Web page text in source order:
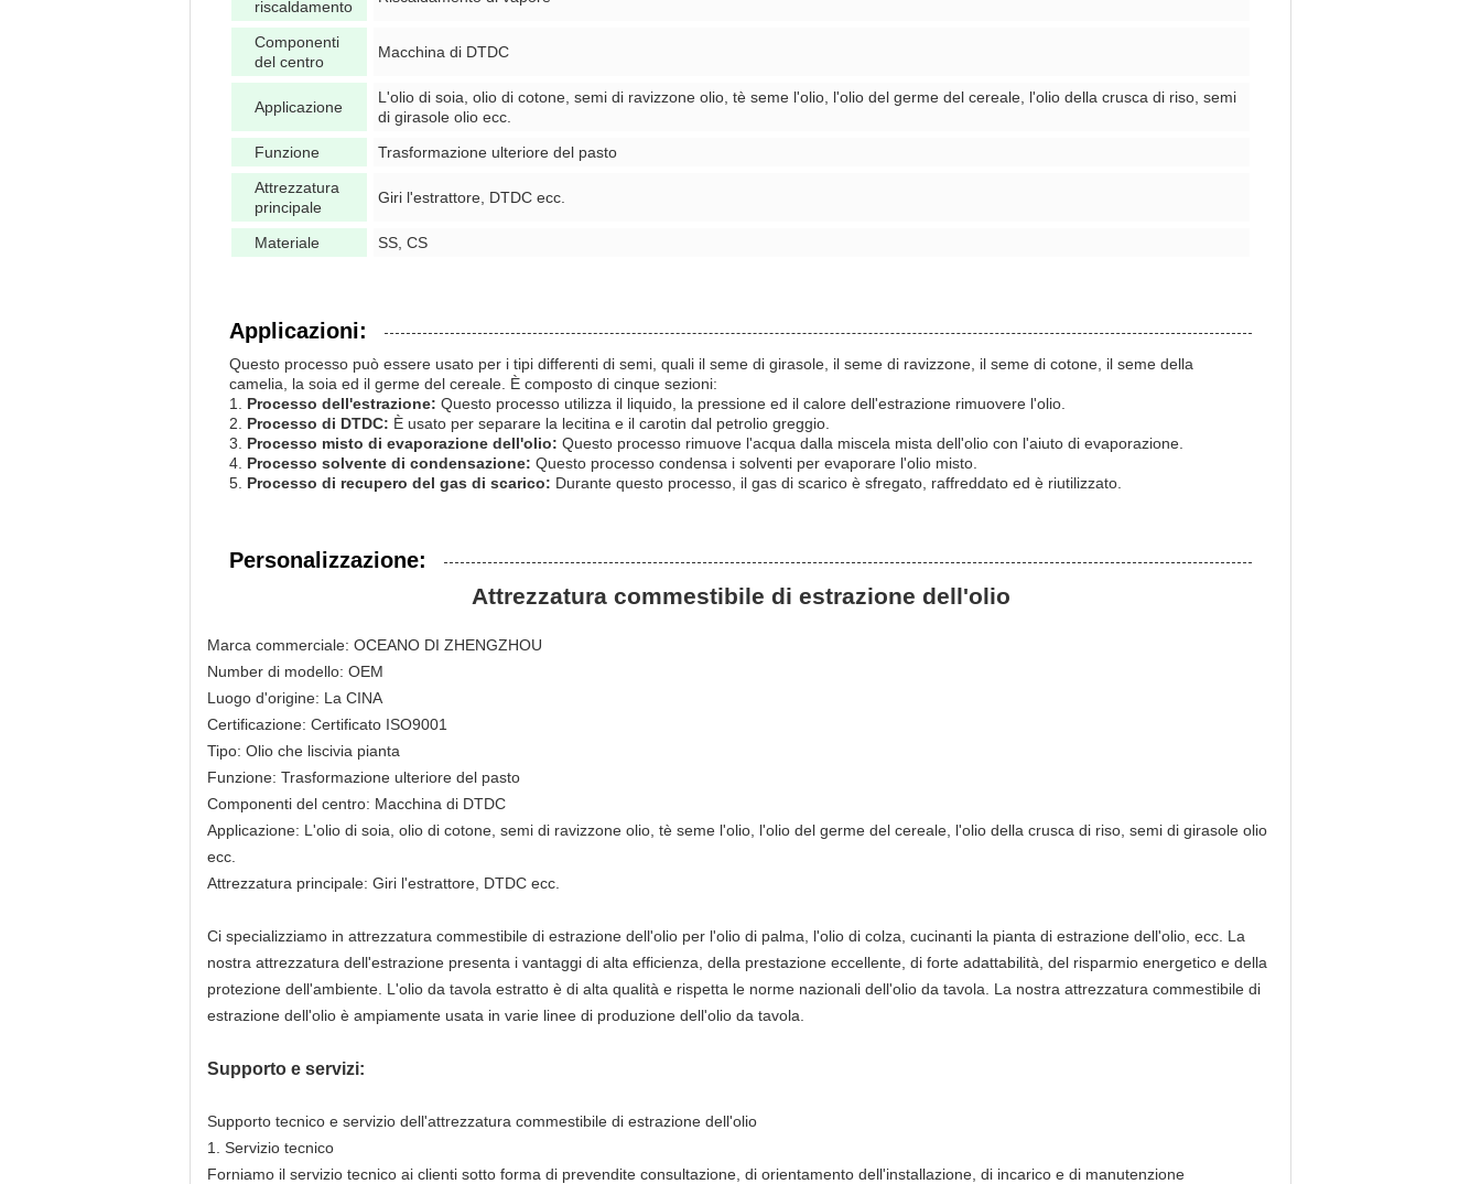
riscaldamento
Componenti
del centro
Macchina di DTDC
Applicazione
L'olio di soia, olio di cotone, semi di ravizzone olio, tè seme l'olio, l'olio del germe del cereale, l'olio della crusca di riso, semi
di girasole olio ecc.
Funzione
Trasformazione ulteriore del pasto
Attrezzatura
principale
Giri l'estrattore, DTDC ecc.
Materiale SS, CS
Applicazioni:
Questo processo può essere usato per i tipi differenti di semi, quali il seme di girasole, il seme di ravizzone, il seme di cotone, il seme della
camelia, la soia ed il germe del cereale. È composto di cinque sezioni:
1. Processo dell'estrazione: Questo processo utilizza il liquido, la pressione ed il calore dell'estrazione rimuovere l'olio.
2. Processo di DTDC: È usato per separare la lecitina e il carotin dal petrolio greggio.
3. Processo misto di evaporazione dell'olio: Questo processo rimuove l'acqua dalla miscela mista dell'olio con l'aiuto di evaporazione.
4. Processo solvente di condensazione: Questo processo condensa i solventi per evaporare l'olio misto.
5. Processo di recupero del gas di scarico: Durante questo processo, il gas di scarico è sfregato, raffreddato ed è riutilizzato.
Personalizzazione:
Attrezzatura commestibile di estrazione dell'olio
Marca commerciale: OCEANO DI ZHENGZHOU
Number di modello: OEM
Luogo d'origine: La CINA
Certificazione: Certificato ISO9001
Tipo: Olio che liscivia pianta
Funzione: Trasformazione ulteriore del pasto
Componenti del centro: Macchina di DTDC
Applicazione: L'olio di soia, olio di cotone, semi di ravizzone olio, tè seme l'olio, l'olio del germe del cereale, l'olio della crusca di riso, semi di girasole olio
ecc.
Attrezzatura principale: Giri l'estrattore, DTDC ecc.
Ci specializziamo in attrezzatura commestibile di estrazione dell'olio per l'olio di palma, l'olio di colza, cucinanti la pianta di estrazione dell'olio, ecc. La
nostra attrezzatura dell'estrazione presenta i vantaggi di alta efficienza, della prestazione eccellente, di forte adattabilità, del risparmio energetico e della
protezione dell'ambiente. L'olio da tavola estratto è di alta qualità e rispetta le norme nazionali dell'olio da tavola. La nostra attrezzatura commestibile di
estrazione dell'olio è ampiamente usata in varie linee di produzione dell'olio da tavola.
Supporto e servizi:
Supporto tecnico e servizio dell'attrezzatura commestibile di estrazione dell'olio
1. Servizio tecnico
Forniamo il servizio tecnico ai clienti sotto forma di prevendite consultazione, di orientamento dell'installazione, di incarico e di manutenzione